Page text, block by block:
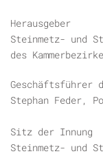
Herausgeber
Steinmetz- und
des
Geschäftsführer
Stephan Feder,
Sitz der Innung
Steinmetz- und